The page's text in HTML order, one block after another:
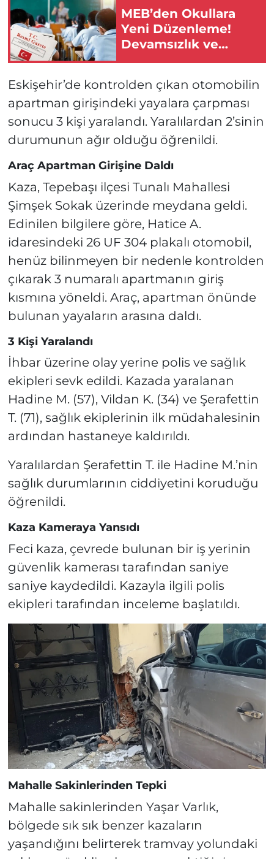
MEB’den Okullara
Yeni Düzenleme!
Devamsızlık ve
Disiplin Kuralları
Eskişehir’de kontrolden çıkan otomobilin
apartman girişindeki yayalara çarpması
sonucu 3 kişi yaralandı. Yaralılardan 2’sinin
durumunun ağır olduğu öğrenildi.
Araç Apartman Girişine Daldı
Kaza, Tepebaşı ilçesi Tunalı Mahallesi
Şimşek Sokak üzerinde meydana geldi.
Edinilen bilgilere göre, Hatice A.
idaresindeki 26 UF 304 plakalı otomobil,
henüz bilinmeyen bir nedenle kontrolden
çıkarak 3 numaralı apartmanın giriş
kısmına yöneldi. Araç, apartman önünde
bulunan yayaların arasına daldı.
3 Kişi Yaralandı
İhbar üzerine olay yerine polis ve sağlık
ekipleri sevk edildi. Kazada yaralanan
Hadine M. (57), Vildan K. (34) ve Şerafettin
T. (71), sağlık ekiplerinin ilk müdahalesinin
ardından hastaneye kaldırıldı.
Yaralılardan Şerafettin T. ile Hadine M.’nin
sağlık durumlarının ciddiyetini koruduğu
öğrenildi.
Kaza Kameraya Yansıdı
Feci kaza, çevrede bulunan bir iş yerinin
güvenlik kamerası tarafından saniye
saniye kaydedildi. Kazayla ilgili polis
ekipleri tarafından inceleme başlatıldı.
Mahalle Sakinlerinden Tepki
Mahalle sakinlerinden Yaşar Varlık,
bölgede sık sık benzer kazaların
yaşandığını belirterek tramvay yolundaki